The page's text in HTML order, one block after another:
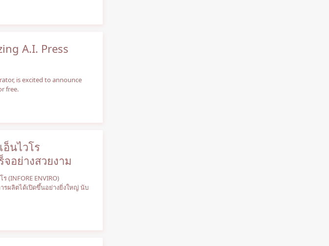
A.I. Press
is excited to announce
free.
นไวโร
อย่างสวยงาม
(INFORE ENVIRO)
ผลิตได้เปิดขึ้นอย่างยิ่งใหญ่ นับ